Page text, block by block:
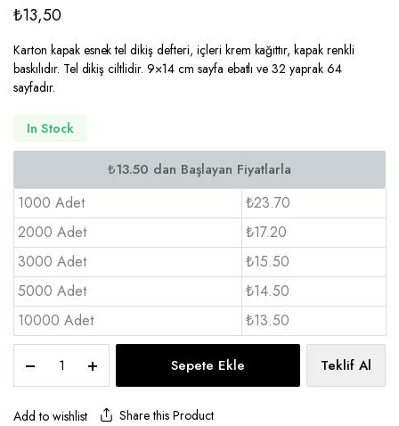
₺13,50
Karton kapak esnek tel dikiş defteri, içleri krem kağıttır, kapak renkli
baskılıdır. Tel dikiş ciltlidir. 9×14 cm sayfa ebatlı ve 32 yaprak 64
sayfadır.
In Stock
1000 Adet
₺23.70
2000 Adet
₺17.20
3000 Adet
₺15.50
5000 Adet
₺14.50
10000 Adet
₺13.50
Kapak
Tel
dikiş
Sepete Ekle Teklif Al
Add to wishlist Share this Product